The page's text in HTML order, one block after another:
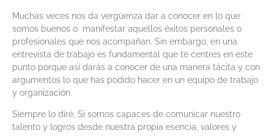
Muchas veces nos da vergüenza dar a conocer en lo que
somos buenos o manifestar aquellos éxitos personales o
profesionales que nos acompañan. Sin embargo, en una
entrevista de trabajo es fundamental que te centres en este
punto porque así darás a conocer de una manera tácita y con
argumentos lo que has podido hacer en un equipo de trabajo
y organización.
Siempre lo diré. Si somos capaces de comunicar nuestro
talento y logros desde nuestra propia esencia, valores y